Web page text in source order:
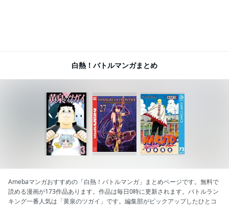
白熱！バトルマンガまとめ
Amebaマンガおすすめの「白熱！バトルマンガ」まとめページです。無料で
読める漫画が173作品あります。作品は毎日0時に更新されます。バトルラン
キング一番人気は「黄泉のツガイ」です。編集部がピックアップしたひとコ